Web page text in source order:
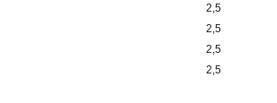
2,5
2,5
2,5
2,5